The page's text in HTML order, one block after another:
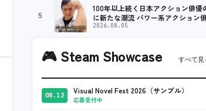
5
100年以上続く日本アクション俳優
に新たな潮流 パワー系アクション
東賢が切り拓く次世代アクション
2026.08.05
🎮Steam Showcase すべて
08.12 Visual Novel Fest 2026（サンプル）
応募受付中